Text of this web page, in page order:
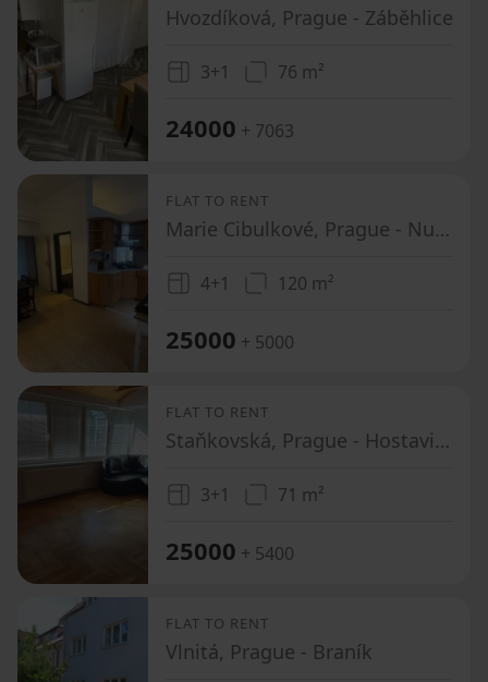
Hvozdíková, Prague - Záběhlice
3+1 76 m²
24000 + 7063
FLAT TO RENT
Marie Cibulkové, Prague - Nusle
4+1 120 m²
25000 + 5000
FLAT TO RENT
Staňkovská, Prague - Hostavice
3+1 71 m²
25000 + 5400
FLAT TO RENT
Vlnitá, Prague - Braník